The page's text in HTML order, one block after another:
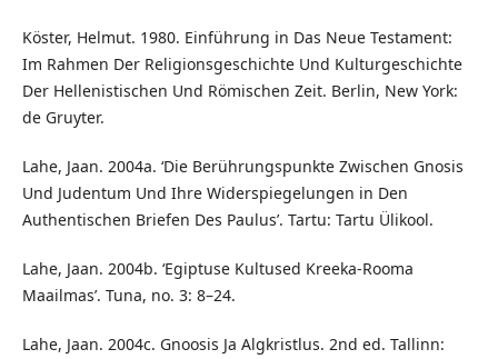
Köster, Helmut. 1980. Einführung in Das Neue Testament:
Im Rahmen Der Religionsgeschichte Und Kulturgeschichte
Der Hellenistischen Und Römischen Zeit. Berlin, New York:
de Gruyter.
Lahe, Jaan. 2004a. ‘Die Berührungspunkte Zwischen Gnosis
Und Judentum Und Ihre Widerspiegelungen in Den
Authentischen Briefen Des Paulus’. Tartu: Tartu Ülikool.
Lahe, Jaan. 2004b. ‘Egiptuse Kultused Kreeka-Rooma
Maailmas’. Tuna, no. 3: 8–24.
Lahe, Jaan. 2004c. Gnoosis Ja Algkristlus. 2nd ed. Tallinn: